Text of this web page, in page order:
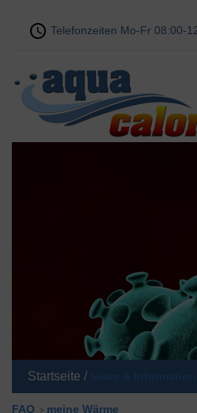
Telefonzeiten Mo-Fr 08:00-
Startseite /
FAQ > meine Wärme